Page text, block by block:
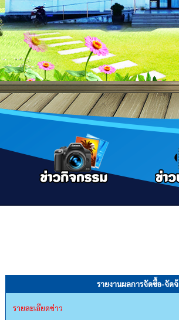
รายงานผลการจัดชื้อ-จัด
รายละเอียดข่าว